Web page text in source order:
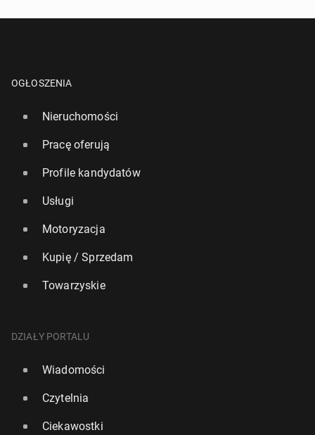
OGŁOSZENIA
Nieruchomości
Pracę oferują
Profile kandydatów
Usługi
Motoryzacja
Kupię / Sprzedam
Towarzyskie
DZIAŁY PORTALU
Wiadomości
Czytelnia
Ciekawostki